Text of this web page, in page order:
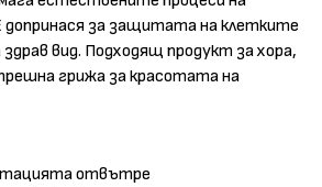
за защитата на клетките
вид. Подходящ продукт за хора,
грижа за красотата на
отвътре